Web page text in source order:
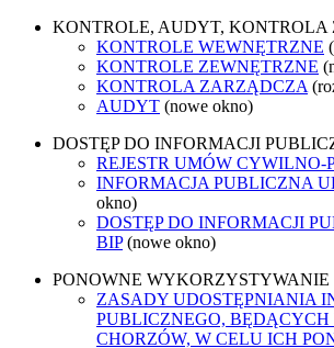
KONTROLE, AUDYT, KONTROLA
KONTROLE WEWNĘTRZNE
KONTROLE ZEWNĘTRZNE
KONTROLA ZARZĄDCZA
AUDYT (nowe okno)
DOSTĘP DO INFORMACJI
REJESTR UMÓW CYWILNO-
INFORMACJA PUBLICZNA
okno)
DOSTĘP DO INFORMACJI
BIP (nowe okno)
PONOWNE WYKORZYSTYWANIE
ZASADY UDOSTĘPNIANIA
PUBLICZNEGO,
CHORZÓW, W CELU ICH